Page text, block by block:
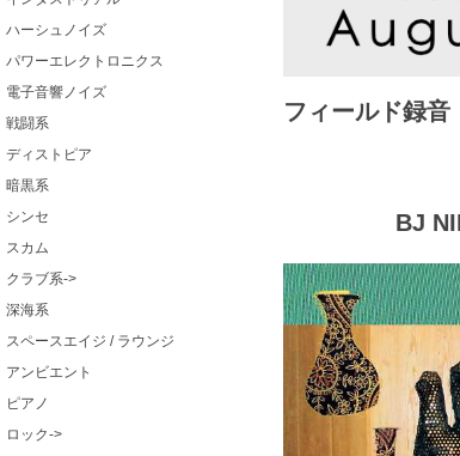
ハーシュノイズ
パワーエレクトロニクス
電子音響ノイズ
戦闘系
ディストピア
暗黒系
シンセ
スカム
クラブ系->
深海系
スペースエイジ / ラウンジ
アンビエント
ピアノ
ロック->
フィールド録音
BJ